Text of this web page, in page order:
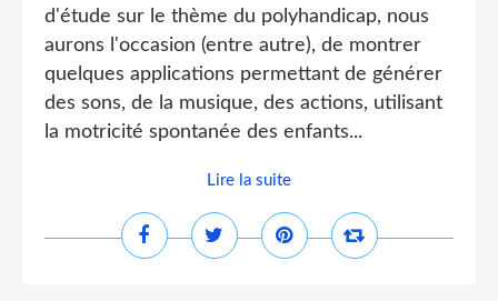
d'étude sur le thème du polyhandicap, nous
aurons l'occasion (entre autre), de montrer
quelques applications permettant de générer
des sons, de la musique, des actions, utilisant
la motricité spontanée des enfants...
Lire la suite